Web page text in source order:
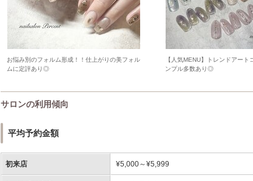
お悩み別のフォルム形成！！仕上がりの美フォル
ムに定評あり◎
【人気MENU】トレンドアート
ンプル多数あり◎
サロンの利用傾向
平均予約金額
初来店 ¥5,000～¥5,999